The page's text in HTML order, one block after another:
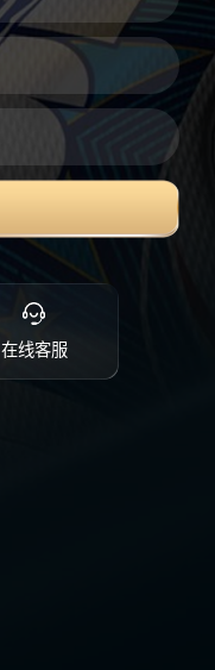
在线客服